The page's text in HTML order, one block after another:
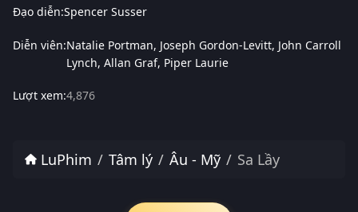
Đạo diễn:Spencer Susser
Diễn viên:Natalie Portman Joseph Gordon-Levitt John Carroll
Lynch Allan Graf Piper Laurie
Lượt xem:4,876
LuPhim Tâm lý Âu - Mỹ Sa Lầy